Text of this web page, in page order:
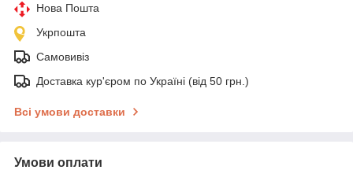
Нова Пошта
Укрпошта
Самовивіз
Доставка кур'єром по Україні (від 50 грн.)
Всі умови доставки
Умови оплати